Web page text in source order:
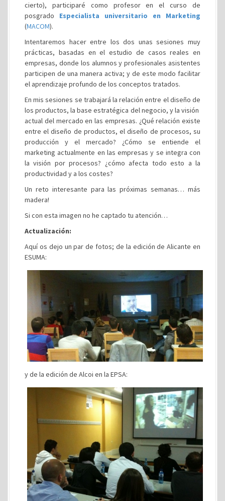
cierto), participaré como profesor en el curso de
posgrado Especialista universitario en Marketing
(MACOM).
Intentaremos hacer entre los dos unas sesiones muy
prácticas, basadas en el estudio de casos reales en
empresas, donde los alumnos y profesionales asistentes
participen de una manera activa; y de este modo facilitar
el aprendizaje profundo de los conceptos tratados.
En mis sesiones se trabajará la relación entre el diseño de
los productos, la base estratégica del negocio, y la visión
actual del mercado en las empresas. ¿Qué relación existe
entre el diseño de productos, el diseño de procesos, su
producción y el mercado? ¿Cómo se entiende el
marketing actualmente en las empresas y se integra con
la visión por procesos? ¿cómo afecta todo esto a la
productividad y a los costes?
Un reto interesante para las próximas semanas… más
madera!
Si con esta imagen no he captado tu atención…
Actualización:
Aquí os dejo un par de fotos; de la edición de Alicante en
ESUMA:
y de la edición de Alcoi en la EPSA: